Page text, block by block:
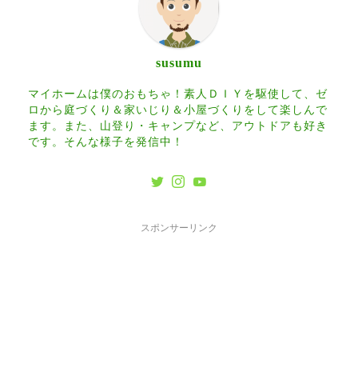
susumu
マイホームは僕のおもちゃ！素人ＤＩＹを駆使して、ゼ
ロから庭づくり＆家いじり＆小屋づくりをして楽しんで
ます。また、山登り・キャンプなど、アウトドアも好き
です。そんな様子を発信中！
スポンサーリンク